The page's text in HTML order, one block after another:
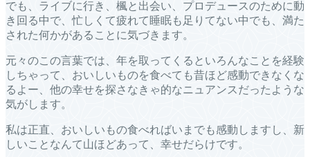
でも、ライブに行き、楓と出会い、プロデュースのために動
き回る中で、忙しくて疲れて睡眠も足りてない中でも、満た
された何かがあることに気づきます。
元々のこの言葉では、年を取ってくるといろんなことを経験
しちゃって、おいしいものを食べても昔ほど感動できなくな
るよー、他の幸せを探さなきゃ的なニュアンスだったような
気がします。
私は正直、おいしいもの食べればいまでも感動しますし、新
しいことなんて山ほどあって、幸せだらけです。